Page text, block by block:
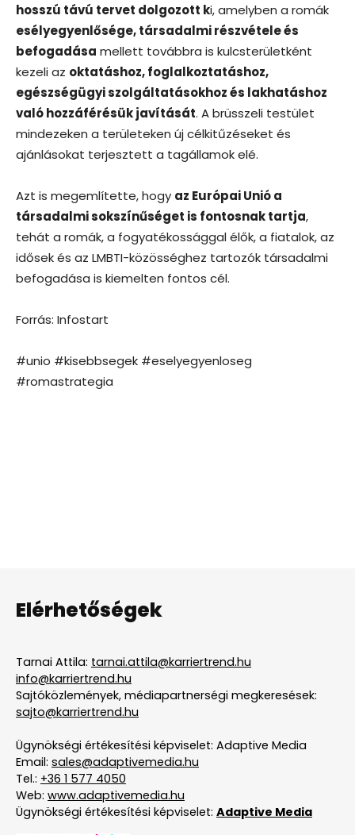
hosszú távú tervet dolgozott ki, amelyben a romák
esélyegyenlősége, társadalmi részvétele és
befogadása mellett továbbra is kulcsterületként
kezeli az oktatáshoz, foglalkoztatáshoz,
egészségügyi szolgáltatásokhoz és lakhatáshoz
való hozzáférésük javítását. A brüsszeli testület
mindezeken a területeken új célkitűzéseket és
ajánlásokat terjesztett a tagállamok elé.
Azt is megemlítette, hogy az Európai Unió a
társadalmi sokszínűséget is fontosnak tartja,
tehát a romák, a fogyatékossággal élők, a fiatalok, az
idősek és az LMBTI-közösséghez tartozók társadalmi
befogadása is kiemelten fontos cél.
Forrás: Infostart
#unio #kisebbsegek #eselyegyenloseg
#romastrategia
Elérhetőségek
Tarnai Attila: tarnai.attila@karriertrend.hu
info@karriertrend.hu
Sajtóközlemények, médiapartnerségi megkeresések:
sajto@karriertrend.hu
Ügynökségi értékesítési képviselet: Adaptive Media
Email: sales@adaptivemedia.hu
Tel.: +36 1 577 4050
Web: www.adaptivemedia.hu
Ügynökségi értékesítési képviselet: Adaptive Media